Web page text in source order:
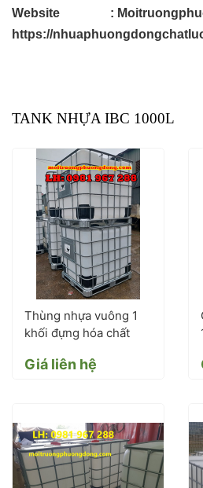
Website :
https://
TANK NHỰA IBC 1000L
Thùng nhựa vuông 1
khối đựng hóa chất
Giá liên hệ